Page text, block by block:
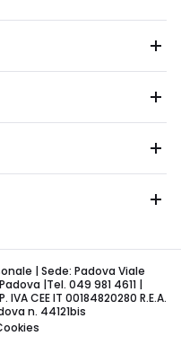
| Sede: Padova Viale
|Tel. 049 981 4611 |
CEE IT 00184820280 R.E.A.
n. 44121bis